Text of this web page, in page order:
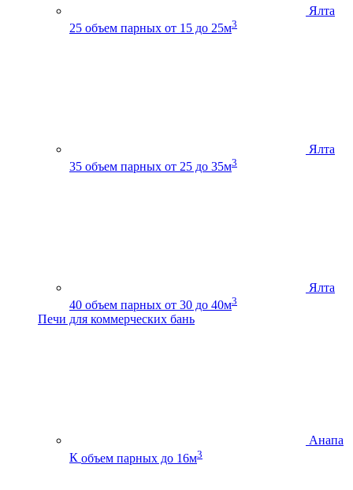
Ялта
25 объем парных от 15 до 25м3
Ялта
35 объем парных от 25 до 35м3
Ялта
40 объем парных от 30 до 40м3
Печи для коммерческих бань
Анапа
К объем парных до 16м3